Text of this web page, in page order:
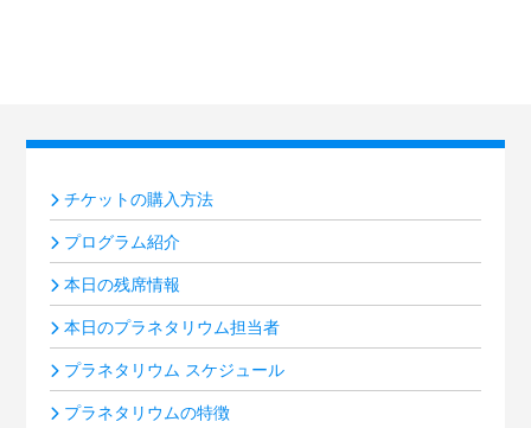
チケットの購入方法
プログラム紹介
本日の残席情報
本日のプラネタリウム担当者
プラネタリウム スケジュール
プラネタリウムの特徴